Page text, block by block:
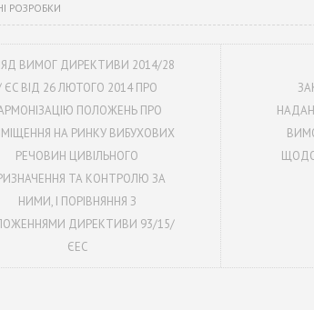
РОЗРОБКИ
ВИМОГ ДИРЕКТИВИ 2014/28
ЄС ВІД 26 ЛЮТОГО 2014 ПРО
ПОЛОЖЕНЬ ПРО
НА РИНКУ ВИБУХОВИХ
РЕЧОВИН ЦИВІЛЬНОГО
ТА КОНТРОЛЮ ЗА
НИМИ, І ПОРІВНЯННЯ З
ДИРЕКТИВИ 93/15/
ЄЕС